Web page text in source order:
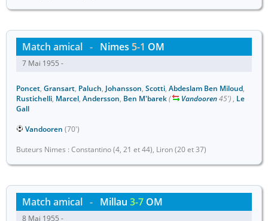
Match amical - Nimes 5-1 OM
7 Mai 1955 -
Poncet, Gransart, Paluch, Johansson, Scotti, Abdeslam Ben Miloud,
Rustichelli, Marcel, Andersson, Ben M'barek( Vandooren45') , Le
Gall
Vandooren (70')
Buteurs Nimes : Constantino (4, 21 et 44), Liron (20 et 37)
Match amical - Millau 3-7 OM
8 Mai 1955 -